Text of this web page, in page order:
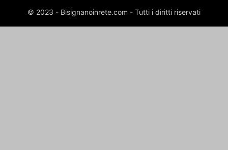
© 2023 - Bisignanoinrete.com - Tutti i diritti riservati